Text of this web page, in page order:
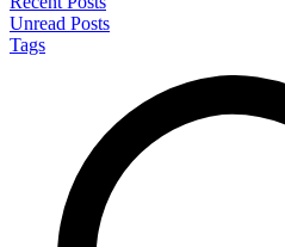
Unread Posts
Tags